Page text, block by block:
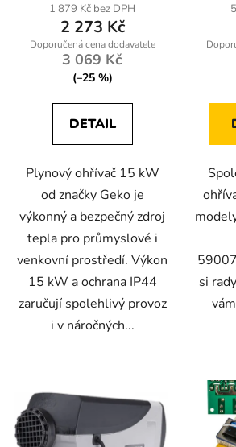
1 879 Kč bez DPH
2 273 Kč
3 069 Kč
(–25 %)
DETAIL
Plynový ohřívač 15 kW
od značky Geko je
výkonný a bezpečný zdroj
tepla pro průmyslové i
venkovní prostředí. Výkon
15 kW a ochrana IP44
zaručují spolehlivý provoz
i v náročných...
si